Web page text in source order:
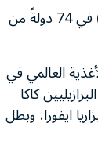
في عام 2005، ساعد برنامج الأغذية العالمي قرابة 22 مليونا من أطفال المدارس ( نصفهم من الفتيات) في 74 دولةً من
العالمي في
كاكا
ايفورا، وبطل